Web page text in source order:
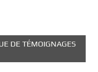
DE TÉMOIGNAGES